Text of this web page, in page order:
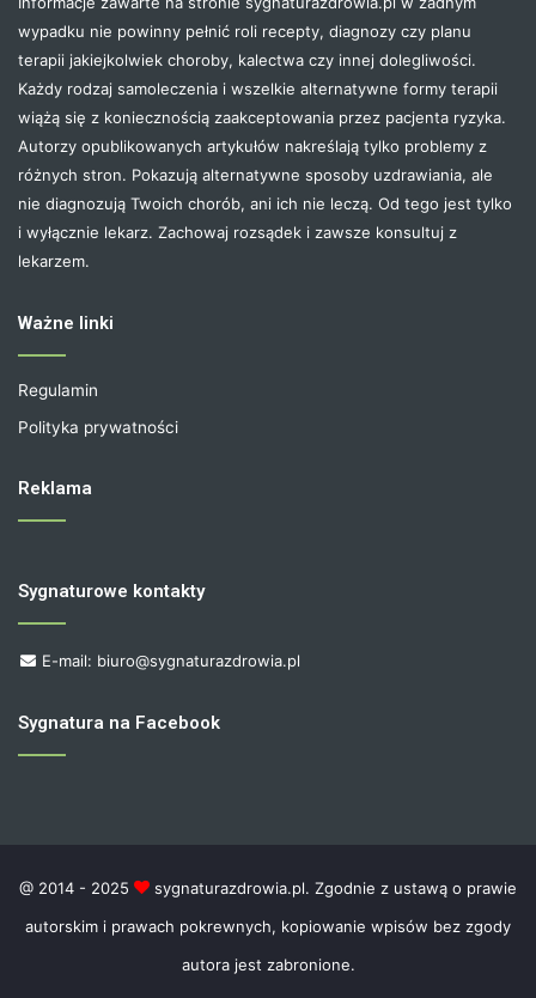
wypadku nie powinny pełnić roli recepty, diagnozy czy planu
terapii jakiejkolwiek choroby, kalectwa czy innej dolegliwości.
Każdy rodzaj samoleczenia i wszelkie alternatywne formy terapii
wiążą się z koniecznością zaakceptowania przez pacjenta ryzyka.
Autorzy opublikowanych artykułów nakreślają tylko problemy z
różnych stron. Pokazują alternatywne sposoby uzdrawiania, ale
nie diagnozują Twoich chorób, ani ich nie leczą. Od tego jest tylko
i wyłącznie lekarz. Zachowaj rozsądek i zawsze konsultuj z
lekarzem.
Ważne linki
Regulamin
Polityka prywatności
Reklama
Sygnaturowe kontakty
E-mail: biuro@sygnaturazdrowia.pl
Sygnatura na Facebook
@ 2014 - 2025
sygnaturazdrowia.pl. Zgodnie z ustawą o prawie
autorskim i prawach pokrewnych, kopiowanie wpisów bez zgody
autora jest zabronione.